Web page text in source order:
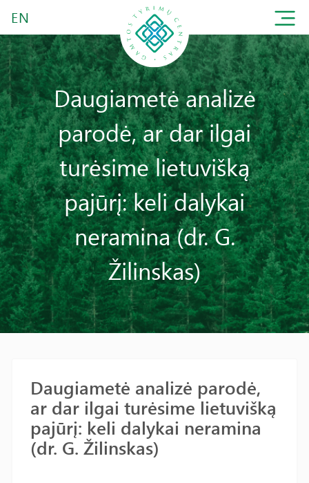
EN
Daugiametė analizė
parodė, ar dar ilgai
turėsime lietuvišką
pajūrį: keli dalykai
neramina (dr. G.
Žilinskas)
Daugiametė analizė parodė,
ar dar ilgai turėsime lietuvišką
pajūrį: keli dalykai neramina
(dr. G. Žilinskas)